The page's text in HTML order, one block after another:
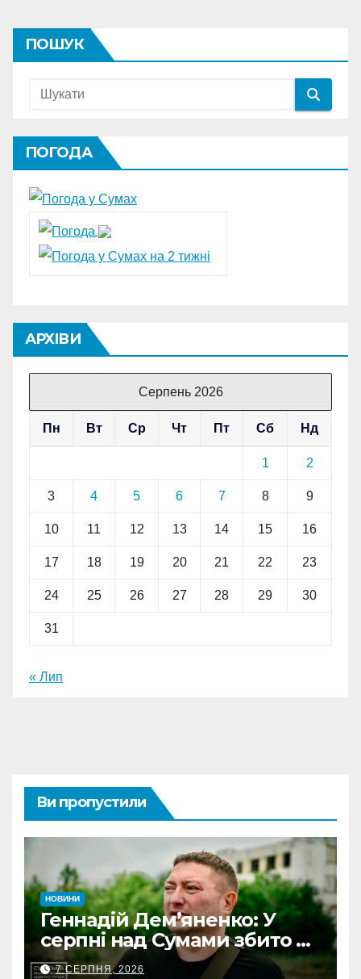
ПОШУК
ПОГОДА
АРХІВИ
Серпень 2026
Пн Вт Ср Чт Пт Сб Нд
1 2
3 4 5 6 7 8 9
10 11 12 13 14 15 16
17 18 19 20 21 22 23
24 25 26 27 28 29 30
31
« Лип
Ви пропустили
НОВИНИ
Геннадій Дем’яненко: У
серпні над Сумами збито 6
КАБів
7 СЕРПНЯ, 2026